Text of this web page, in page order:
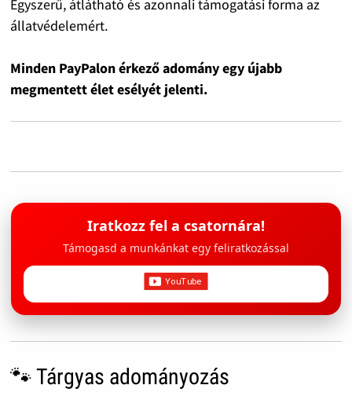
Egyszerű, átlátható és azonnali támogatási forma az
állatvédelemért.
Minden PayPalon érkező adomány egy újabb
megmentett élet esélyét jelenti.
Iratkozz fel a csatornára!
Támogasd a munkánkat egy feliratkozással
🐾 Tárgyas adományozás